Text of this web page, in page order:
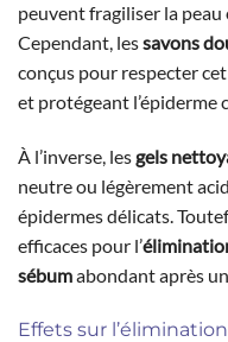
peuvent fragiliser la
Cependant, lessavons
conçus pour respecter
et protégeant l’épiderme
À l’inverse, lesgels
neutre ou légèrement
épidermes délicats.
efficaces pour l’
sébumabondant après
Effets sur